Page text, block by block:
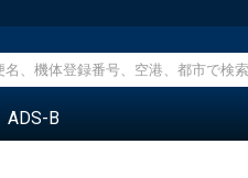
ADS-B